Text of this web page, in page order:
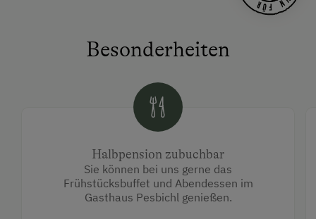
Besonderheiten
Halbpension zubuchbar
Sie können bei uns gerne das
Frühstücksbuffet und Abendessen im
Gasthaus Pesbichl genießen.